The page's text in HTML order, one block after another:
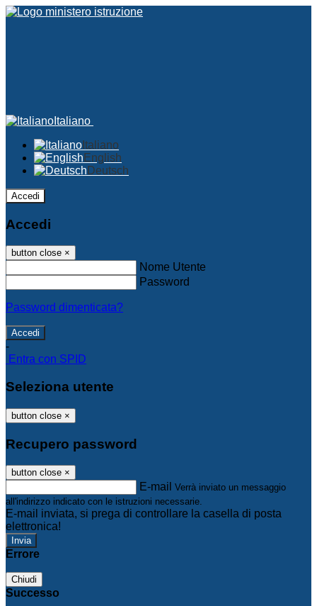
Italiano
Italiano
English
Deutsch
Accedi
Accedi
button close ×
Nome Utente
Password
Password dimenticata?
-
Entra con SPID
Seleziona utente
button close ×
Recupero password
button close ×
E-mail Verrà inviato un messaggio
all'indirizzo indicato con le istruzioni necessarie.
E-mail inviata, si prega di controllare la casella di posta
elettronica!
Errore
Chiudi
Successo